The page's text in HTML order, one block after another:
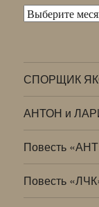
Архивы
СПОРЩИК
АНТОН и
Повесть
Повесть